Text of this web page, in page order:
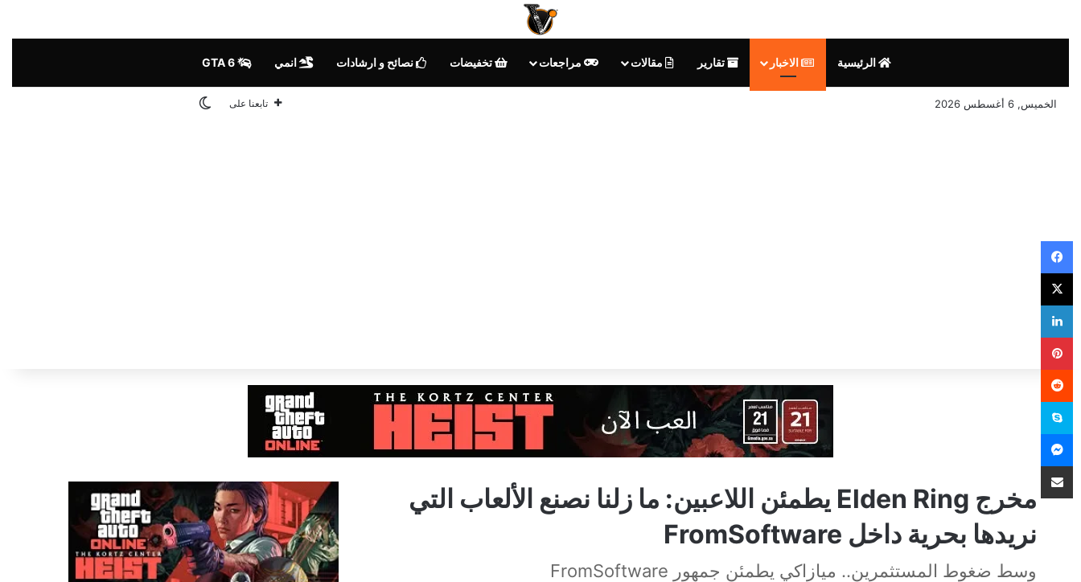
الرئيسية الاخبار تقارير مقالات مراجعات تخفيضات نصائح و ارشادات انمي
الخميس, 6 أغسطس 2026 تابعنا على الوضع المظلم
مخرج Elden Ring يطمئن اللاعبين: ما زلنا نصنع الألعاب التي
نريدها بحرية داخل FromSoftware
وسط ضغوط المستثمرين.. ميازاكي يطمئن جمهور FromSoftware
فيسبوك
‫X
لينكدإن
بينتيريست
سكايب
ماسنجر
مشاركة عبر البريد